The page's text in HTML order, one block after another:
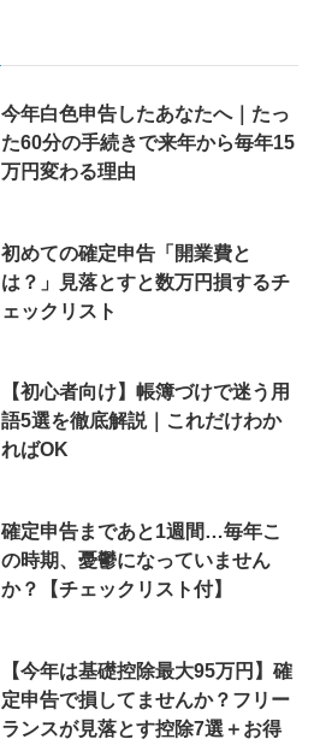
今年白色申告したあなたへ｜たっ
た60分の手続きで来年から毎年15
万円変わる理由
初めての確定申告「開業費と
は？」見落とすと数万円損するチ
ェックリスト
【初心者向け】帳簿づけで迷う用
語5選を徹底解説｜これだけわか
ればOK
確定申告まであと1週間…毎年こ
の時期、憂鬱になっていません
か？【チェックリスト付】
【今年は基礎控除最大95万円】確
定申告で損してませんか？フリー
ランスが見落とす控除7選＋お得